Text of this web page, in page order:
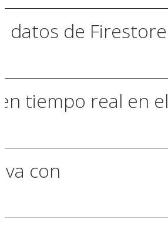
datos de Firestore
tiempo real en el
con